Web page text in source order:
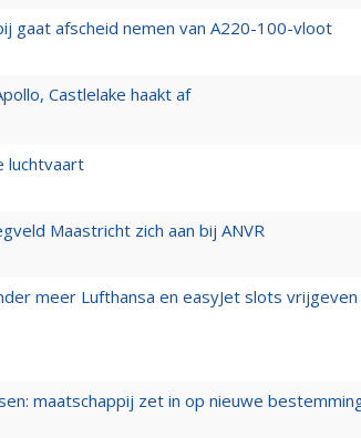
gaat afscheid nemen van A220-100-vloot
Castlelake haakt af
luchtvaart
Maastricht zich aan bij ANVR
meer Lufthansa en easyJet slots vrijgeven
maatschappij zet in op nieuwe